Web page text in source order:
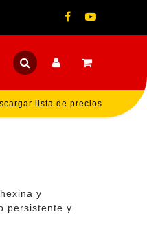
lista de precios
y
persistente y